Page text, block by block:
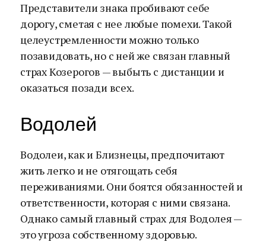
Представители знака пробивают себе
дорогу, сметая с нее любые помехи. Такой
целеустремленности можно только
позавидовать, но с ней же связан главный
страх Козерогов — выбыть с дистанции и
оказаться позади всех.
Водолей
Водолеи, как и Близнецы, предпочитают
жить легко и не отягощать себя
переживаниями. Они боятся обязанностей и
ответственности, которая с ними связана.
Однако самый главный страх для Водолея —
это угроза собственному здоровью.